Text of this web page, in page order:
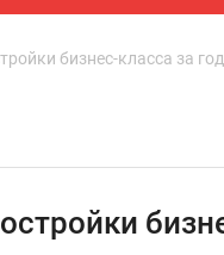
бизнес-класса за